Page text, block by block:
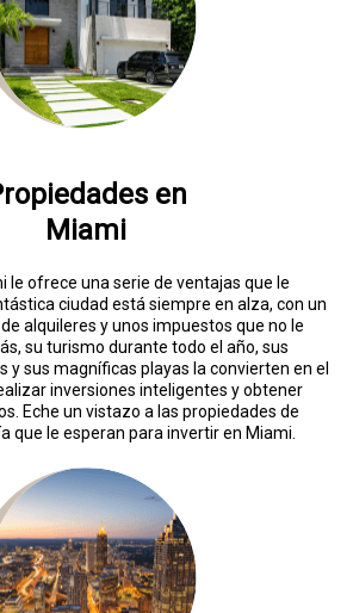
en
Miami
le ofrece una serie de ventajas que le
ciudad está siempre en alza, con un
alquileres y unos impuestos que no le
su turismo durante todo el año, sus
y sus magníficas playas la convierten en el
inversiones inteligentes y obtener
Eche un vistazo a las propiedades de
que le esperan para invertir en Miami.